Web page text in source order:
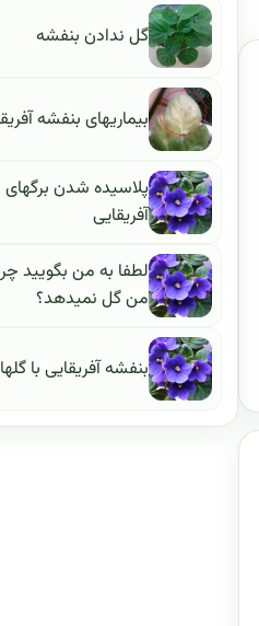
گل ندادن بنفشه
بیماریهای بنفشه
پلاسیده شدن
آفریقایی
لطفا به من بگویید
من گل نمیدهد؟
بنفشه آفریقایی با